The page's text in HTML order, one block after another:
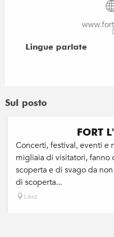
Lingue parlate
Lingue parlate
Sul posto
FORT
Concerti, festival, eventi e
migliaia di visitatori, fanno
scoperta e di svago da
di scoperta...
Léaz